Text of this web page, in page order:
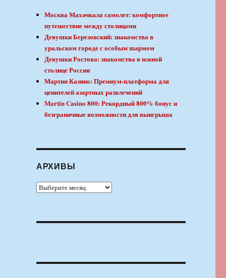
Москва Махачкала самолет: комфортное
путешествие между столицами
Девушки Березовский: знакомства в
уральском городе с особым шармом
Девушки Ростова: знакомства в южной
столице России
Мартин Казино: Премиум-платформа для
ценителей азартных развлечений
Martin Casino 800: Рекордный 800% бонус и
безграничные возможности для выигрыша
АРХИВЫ
Архивы